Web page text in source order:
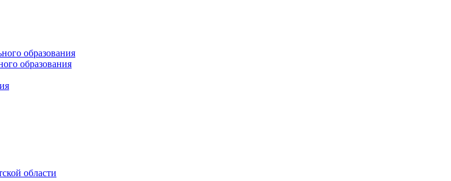
образования
образования
области